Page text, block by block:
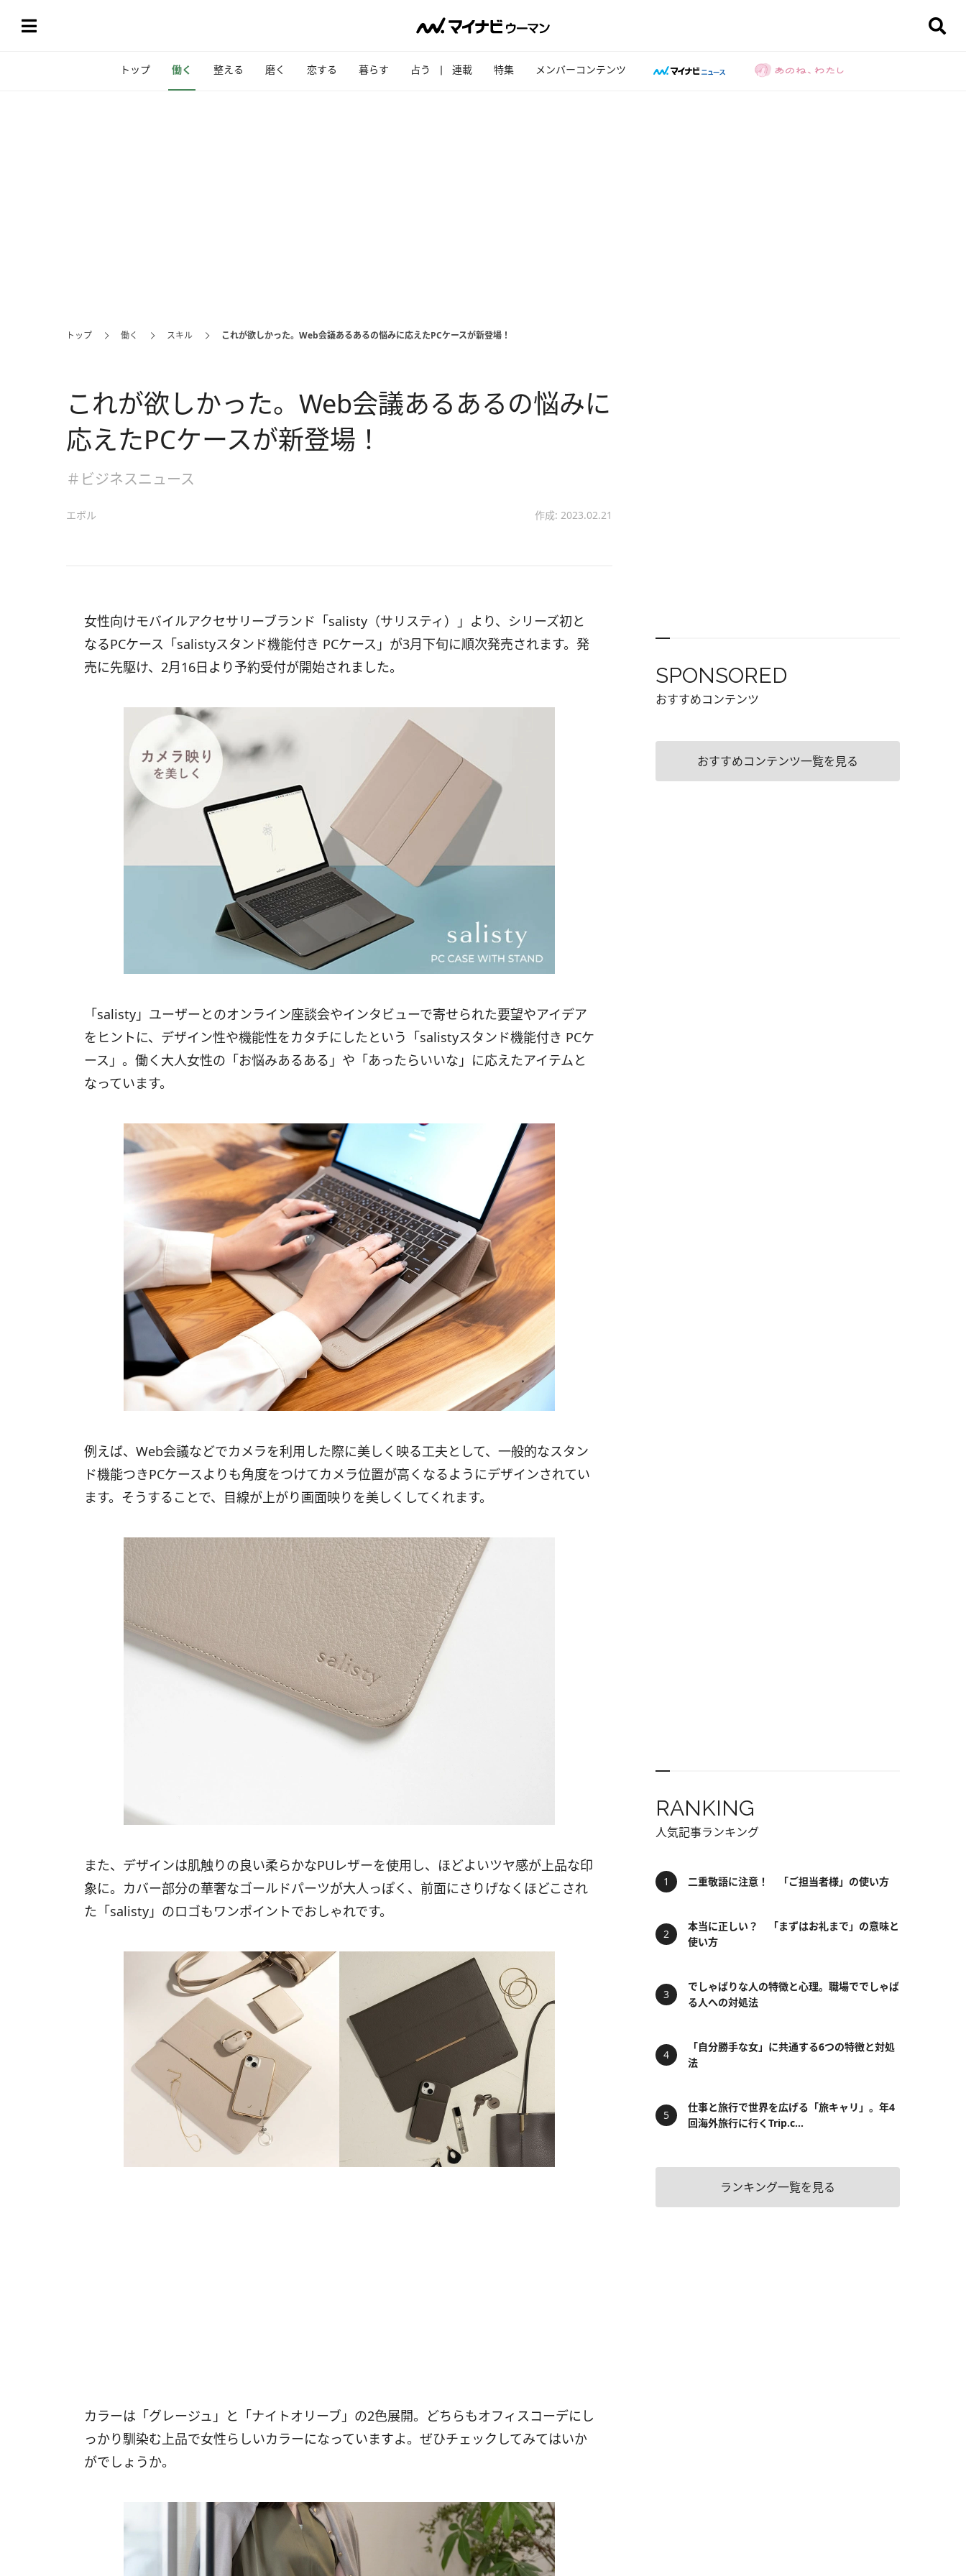
トップ 働く 整える 磨く 恋する 暮らす 占う 連載 特集 メンバーコンテンツ
トップ 働く スキル これが欲しかった。Web会議あるあるの悩みに応えたPCケースが新登場！
これが欲しかった。Web会議あるあるの悩みに
応えたPCケースが新登場！
＃ビジネスニュース
エボル 作成: 2023.02.21
女性向けモバイルアクセサリーブランド「salisty（サリスティ）」より、シリーズ初と
なるPCケース「salistyスタンド機能付き PCケース」が3月下旬に順次発売されます。発
売に先駆け、2月16日より予約受付が開始されました。
「salisty」ユーザーとのオンライン座談会やインタビューで寄せられた要望やアイデア
をヒントに、デザイン性や機能性をカタチにしたという「salistyスタンド機能付き PCケ
ース」。働く大人女性の「お悩みあるある」や「あったらいいな」に応えたアイテムと
なっています。
例えば、Web会議などでカメラを利用した際に美しく映る工夫として、一般的なスタン
ド機能つきPCケースよりも角度をつけてカメラ位置が高くなるようにデザインされてい
ます。そうすることで、目線が上がり画面映りを美しくしてくれます。
また、デザインは肌触りの良い柔らかなPUレザーを使用し、ほどよいツヤ感が上品な印
象に。カバー部分の華奢なゴールドパーツが大人っぽく、前面にさりげなくほどこされ
た「salisty」のロゴもワンポイントでおしゃれです。
カラーは「グレージュ」と「ナイトオリーブ」の2色展開。どちらもオフィスコーデにし
っかり馴染む上品で女性らしいカラーになっていますよ。ぜひチェックしてみてはいか
がでしょうか。
SPONSORED
おすすめコンテンツ
おすすめコンテンツ一覧を見る
RANKING
人気記事ランキング
二重敬語に注意！ 「ご担当者様」の使い方
本当に正しい？ 「まずはお礼まで」の意味と
使い方
でしゃばりな人の特徴と心理。職場ででしゃば
る人への対処法
「自分勝手な女」に共通する6つの特徴と対処
法
仕事と旅行で世界を広げる「旅キャリ」。年4
回海外旅行に行くTrip.c...
ランキング一覧を見る